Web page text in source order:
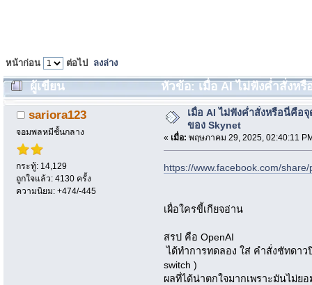
หน้าก่อน ต่อไป ลงล่าง
ผู้เขียน
หัวข้อ: เมื่อ AI ไม่ฟังค่ำสั่งหรื
ครั้ง)
sariora123
จอมพลหมีชั้นกลาง
กระทู้: 14,129
ถูกใจแล้ว: 4130 ครั้ง
ความนิยม: +474/-445
เมื่อ AI ไม่ฟังค่ำสั่งหรือนี่คือจุ
ของ Skynet
« เมื่อ: พฤษภาคม 29, 2025, 02:40:11
https://www.facebook.com/
เผื่อใครขี้เกียจอ่าน
สรป คือ OpenAI
ได้ทำการทดลอง ใส่ คำสั่งชัทดาว
switch )
ผลที่ได้น่าตกใจมากเพราะมันไม่ย